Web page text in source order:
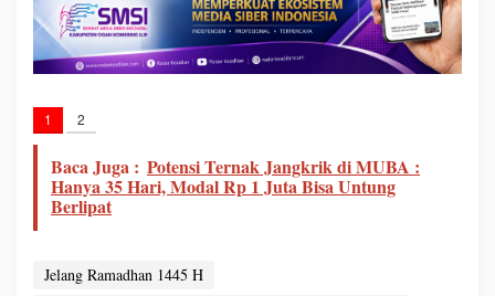
1 2
Baca Juga : Potensi Ternak Jangkrik di MUBA :
Hanya 35 Hari, Modal Rp 1 Juta Bisa Untung
Berlipat
Jelang Ramadhan 1445 H